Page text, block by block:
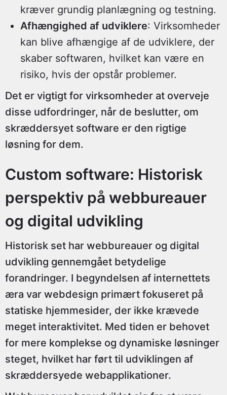
kræver grundig planlægning og testning.
Afhængighed af udviklere: Virksomheder
kan blive afhængige af de udviklere, der
skaber softwaren, hvilket kan være en
risiko, hvis der opstår problemer.
Det er vigtigt for virksomheder at overveje
disse udfordringer, når de beslutter, om
skræddersyet software er den rigtige
løsning for dem.
Custom software: Historisk
perspektiv på webbureauer
og digital udvikling
Historisk set har webbureauer og digital
udvikling gennemgået betydelige
forandringer. I begyndelsen af internettets
æra var webdesign primært fokuseret på
statiske hjemmesider, der ikke krævede
meget interaktivitet. Med tiden er behovet
for mere komplekse og dynamiske løsninger
steget, hvilket har ført til udviklingen af
skræddersyede webapplikationer.